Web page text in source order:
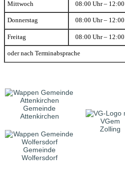
Mittwoch 08:00 Uhr –
Donnerstag 08:00 Uhr –
Freitag 08:00 Uhr –
oder nach Terminabsprache
Gemeinde
Attenkirchen
VGem
Zolling
Gemeinde
Wolfersdorf